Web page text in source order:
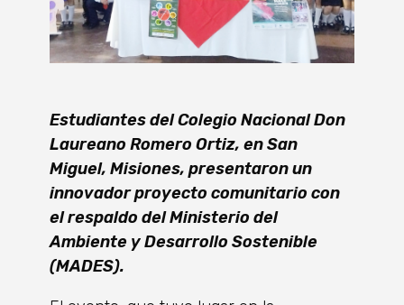
Estudiantes del Colegio Nacional Don
Laureano Romero Ortiz, en San
Miguel, Misiones, presentaron un
innovador proyecto comunitario con
el respaldo del Ministerio del
Ambiente y Desarrollo Sostenible
(MADES).